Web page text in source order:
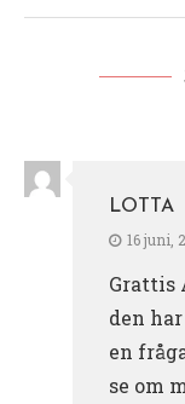
LOTTA
16 juni,
Grattis
den
en
se om